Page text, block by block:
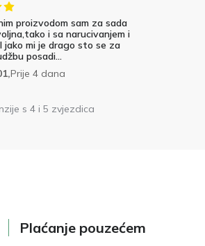
proizvodom sam za sada
i sa narucivanjem i
jako mi je drago sto se za
posadi...
Prije 4 dana
s 4 i 5 zvjezdica
Plaćanje pouzećem